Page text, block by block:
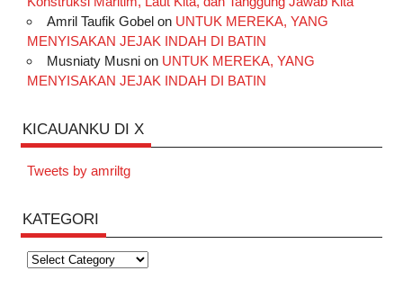
Amril Taufik Gobelon UNTUK MEREKA, YANG
MENYISAKAN JEJAK INDAH DI BATIN
Musniaty Musnion UNTUK MEREKA, YANG
MENYISAKAN JEJAK INDAH DI BATIN
KICAUANKU DI X
Tweets by amriltg
KATEGORI
Kategori